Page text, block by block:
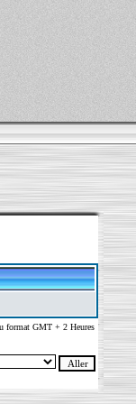
format GMT + 2 Heures